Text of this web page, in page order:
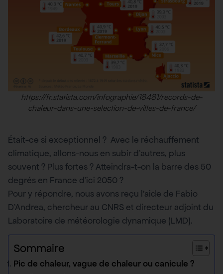
https://fr.statista.com/infographie/18481/records-de-
chaleur-dans-une-selection-de-villes-de-france/
Était-ce si exceptionnel ? Avec le réchauffement
climatique, allons-nous en subir d’autres, plus
souvent ? Plus fortes ? Atteindra-t-on la barre des 50
degrés en France d’ici 2050 ?
Pour y répondre, nous avons reçu l’aide de Fabio
D’Andrea, chercheur au CNRS et directeur adjoint du
Laboratoire de météorologie dynamique (LMD).
Sommaire
Pic de chaleur, vague de chaleur ou canicule ?